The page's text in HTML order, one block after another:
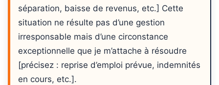
séparation, baisse de revenus, etc.] Cette
situation ne résulte pas d’une gestion
irresponsable mais d’une circonstance
exceptionnelle que je m’attache à résoudre
[précisez : reprise d’emploi prévue, indemnités
en cours, etc.].